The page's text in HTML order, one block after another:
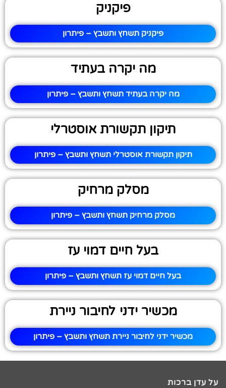
פיקניק
פיקניק תשחץ ותשבץ – פיתרון
מה יקרה בעתיד
מה יקרה בעתיד תשחץ ותשבץ – פיתרון
תיקון תקשורת אוסטרלי
תיקון תקשורת אוסטרלי תשחץ ותשבץ – פיתרון
מסלק מרחיק
מסלק מרחיק תשחץ ותשבץ – פיתרון
בעל חיים דמוי עז
בעל חיים דמוי עז תשחץ ותשבץ – פיתרון
מכשיר ידני לחיבור ניירת
מכשיר ידני לחיבור ניירת תשחץ ותשבץ – פיתרון
על עדן ברכות